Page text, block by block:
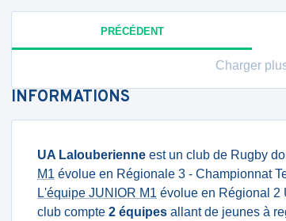
PRÉCÉDENT
Charger
INFORMATIONS
UA Lalouberienne est un club de Rugby
M1 évolue en Régionale 3 - Championnat
L'équipe JUNIOR M1 évolue en Régional 2
club compte 2 équipes allant de jeunes à